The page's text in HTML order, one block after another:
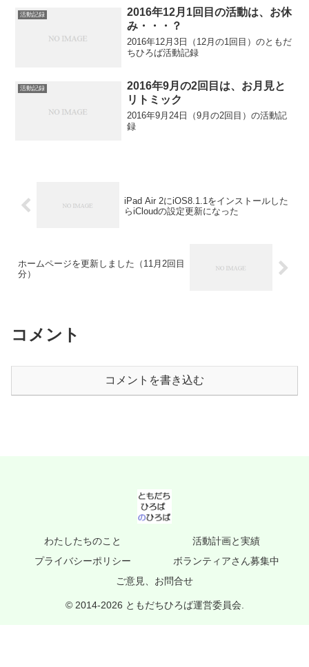
活動記録
2016年12月1回目の活動は、お休
み・・・？
2016年12月3日（12月の1回目）のともだ
ちひろば活動記録
活動記録
2016年9月の2回目は、お月見と
リトミック
2016年9月24日（9月の2回目）の活動記
録
iPad Air 2にiOS8.1.1をインストールした
らiCloudの設定更新になった
ホームページを更新しました（11月2回目
分）
コメント
コメントを書き込む
わたしたちのこと
活動計画と実績
プライバシーポリシー
ボランティアさん募集中
ご意見、お問合せ
© 2014-2026 ともだちひろば運営委員会.